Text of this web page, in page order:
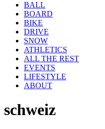
BALL
BOARD
BIKE
DRIVE
SNOW
ATHLETICS
ALL THE REST
EVENTS
LIFESTYLE
ABOUT
schweiz